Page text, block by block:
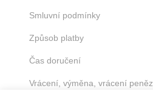
Smluvní podmínky
Způsob platby
Čas doručení
Vrácení, výměna, vrácení peněz